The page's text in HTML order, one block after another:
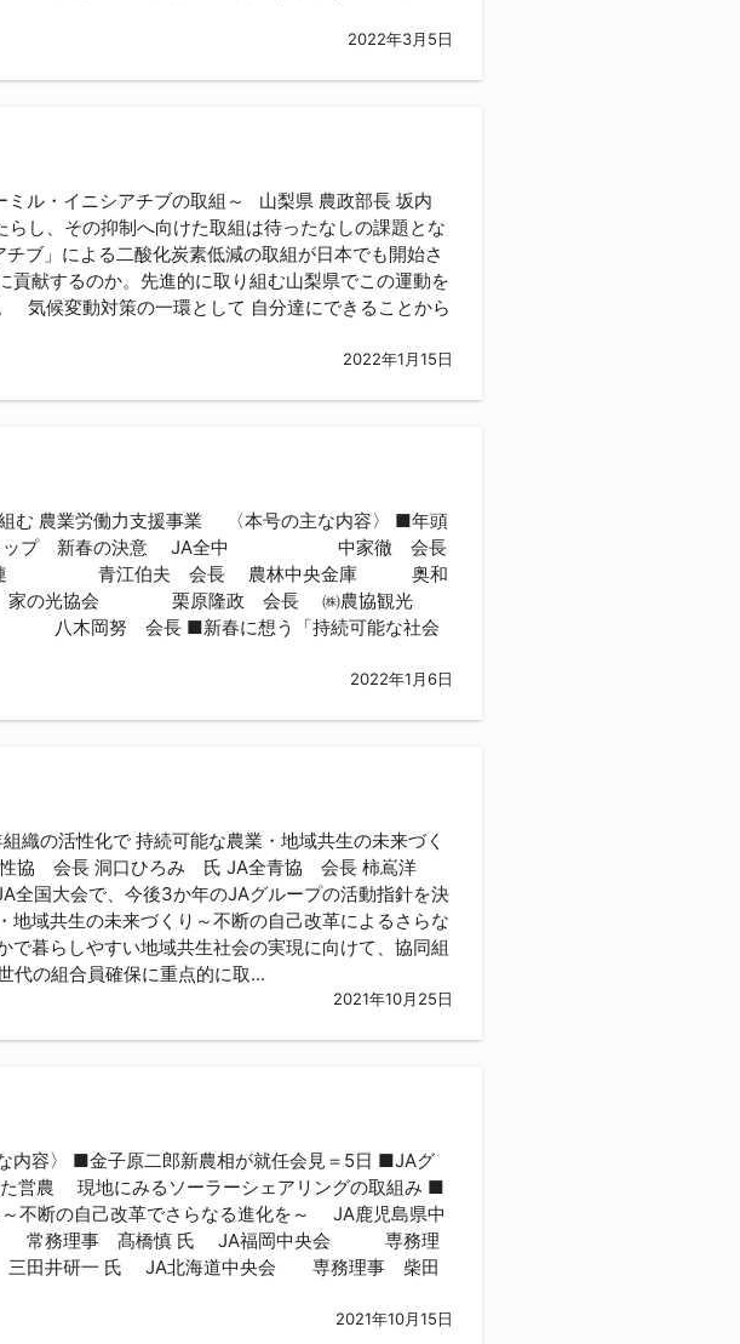
2022年3月5日
ル・イニシアチブの取組～ 山梨県 農政部長 坂内
、その抑制へ向けた取組は待ったなしの課題とな
ブ」による二酸化炭素低減の取組が日本でも開始さ
献するのか。先進的に取り組む山梨県でこの運動を
気候変動対策の一環として 自分達にできることから
2022年1月15日
む 農業労働力支援事業 〈本号の主な内容〉 ■年頭
ップ 新春の決意 JA全中 中家徹 会長
青江伯夫 会長 農林中央金庫 奥和
光協会 栗原隆政 会長 ㈱農協観光
岡努 会長 ■新春に想う「持続可能な社会
2022年1月6日
織の活性化で 持続可能な農業・地域共生の未来づく
協 会長 洞口ひろみ 氏 JA全青協 会長 柿嶌洋
国大会で、今後3か年のJAグループの活動指針を決
域共生の未来づくり～不断の自己改革によるさらな
暮らしやすい地域共生社会の実現に向けて、協同組
代の組合員確保に重点的に取...
2021年10月25日
内容〉 ■金子原二郎新農相が就任会見＝5日 ■JAグ
営農 現地にみるソーラーシェアリングの取組み ■
不断の自己改革でさらなる進化を～ JA鹿児島県中
常務理事 髙橋慎 氏 JA福岡中央会 専務理
井研一 氏 JA北海道中央会 専務理事 柴田
2021年10月15日